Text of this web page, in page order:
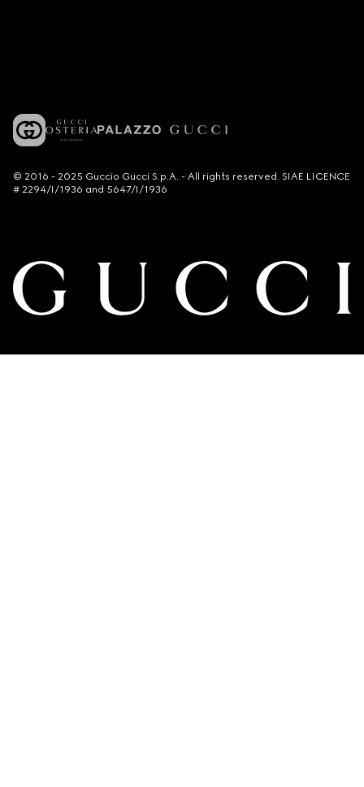
© 2016 - 2025 Guccio Gucci S.p.A. - All rights reserved. SIAE LICENCE
# 2294/I/1936 and 5647/I/1936